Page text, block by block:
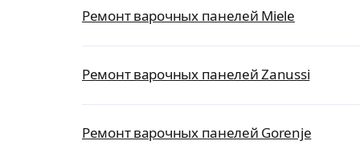
Ремонт варочных панелей Miele
Ремонт варочных панелей Zanussi
Ремонт варочных панелей Gorenje